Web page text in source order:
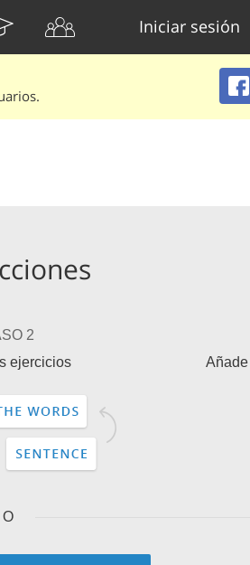
Iniciar sesión
2
ejercicios
O